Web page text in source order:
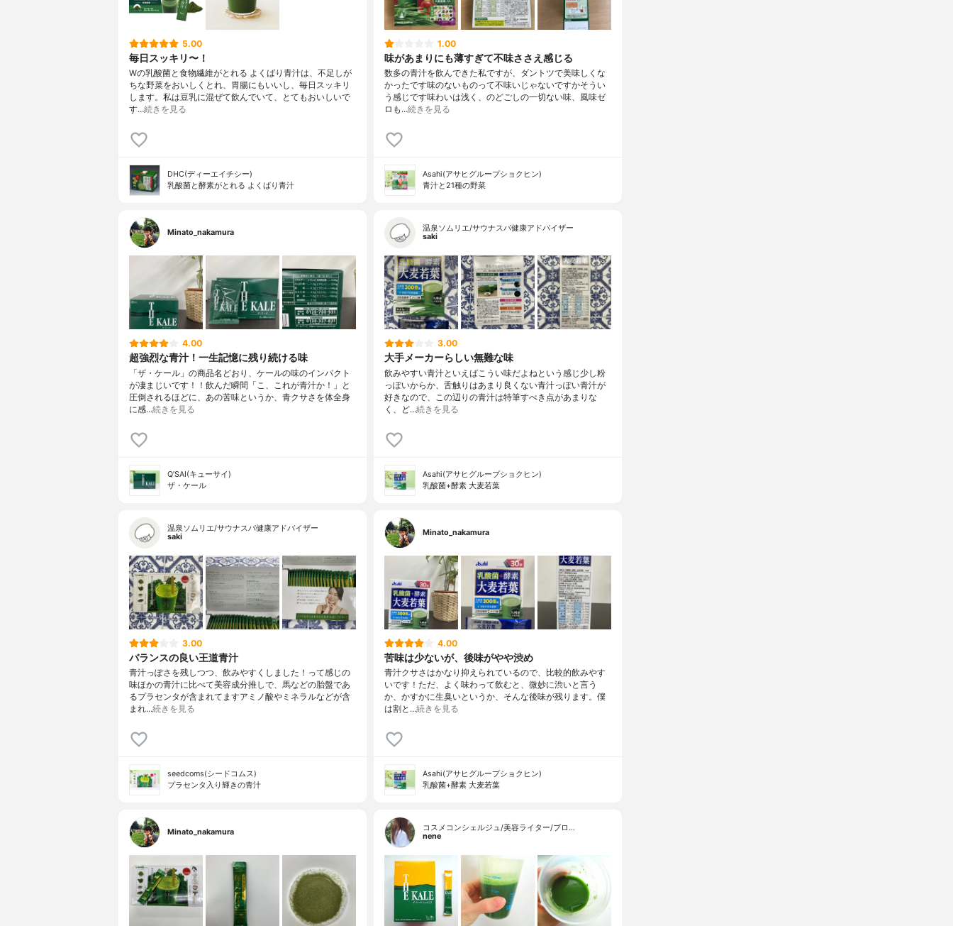
5.00
毎日スッキリ〜！
Wの乳酸菌と食物繊維がとれる よくばり青汁は、不足しが
ちな野菜をおいしくとれ、胃腸にもいいし、毎日スッキリ
します。私は豆乳に混ぜて飲んでいて、とてもおいしいで
す…続きを見る
DHC(ディーエイチシー)
乳酸菌と酵素がとれる よくばり青汁
1.00
味があまりにも薄すぎて不味ささえ感じる
数多の青汁を飲んできた私ですが、ダントツで美味しくな
かったです味のないものって不味いじゃないですかそうい
う感じです味わいは浅く、のどごしの一切ない味、風味ゼ
ロも…続きを見る
Asahi(アサヒグループショクヒン)
青汁と21種の野菜
Minato_nakamura
4.00
超強烈な青汁！一生記憶に残り続ける味
「ザ・ケール」の商品名どおり、ケールの味のインパクト
が凄まじいです！！飲んだ瞬間「こ、これが青汁か！」と
圧倒されるほどに、あの苦味というか、青クサさを体全身
に感…続きを見る
Q’SAI(キューサイ)
ザ・ケール
温泉ソムリエ/サウナスパ健康アドバイザー
saki
3.00
大手メーカーらしい無難な味
飲みやすい青汁といえばこうい味だよねという感じ少し粉
っぽいからか、舌触りはあまり良くない青汁っぽい青汁が
好きなので、この辺りの青汁は特筆すべき点があまりな
く、ど…続きを見る
Asahi(アサヒグループショクヒン)
乳酸菌+酵素 大麦若葉
温泉ソムリエ/サウナスパ健康アドバイザー
saki
3.00
バランスの良い王道青汁
青汁っぽさを残しつつ、飲みやすくしました！って感じの
味ほかの青汁に比べて美容成分推しで、馬などの胎盤であ
るプラセンタが含まれてますアミノ酸やミネラルなどが含
まれ…続きを見る
seedcoms(シードコムス)
プラセンタ入り輝きの青汁
Minato_nakamura
4.00
苦味は少ないが、後味がやや渋め
青汁クサさはかなり抑えられているので、比較的飲みやす
いです！ただ、よく味わって飲むと、微妙に渋いと言う
か、かすかに生臭いというか、そんな後味が残ります。僕
は割と…続きを見る
Asahi(アサヒグループショクヒン)
乳酸菌+酵素 大麦若葉
Minato_nakamura
コスメコンシェルジュ/美容ライター/ブロ…
nene